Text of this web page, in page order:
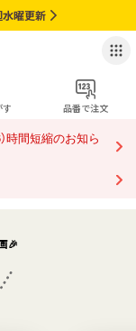
曜更新
品番で注文
時間短縮のお知ら
🎉